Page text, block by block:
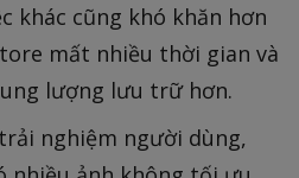
khác cũng khó khăn hơn
mất nhiều thời gian và
lượng lưu trữ hơn.
nghiệm người dùng,